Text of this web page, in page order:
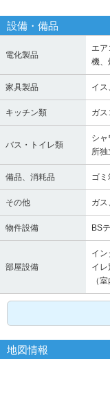
設備・備品
電化製品
エ
機、
家具製品 イ
キッチン類 ガ
バス・トイレ類
シ
所独
備品、消耗品 ゴ
その他 ガ
物件設備 BS
部屋設備
イ
イ
（室
地図情報